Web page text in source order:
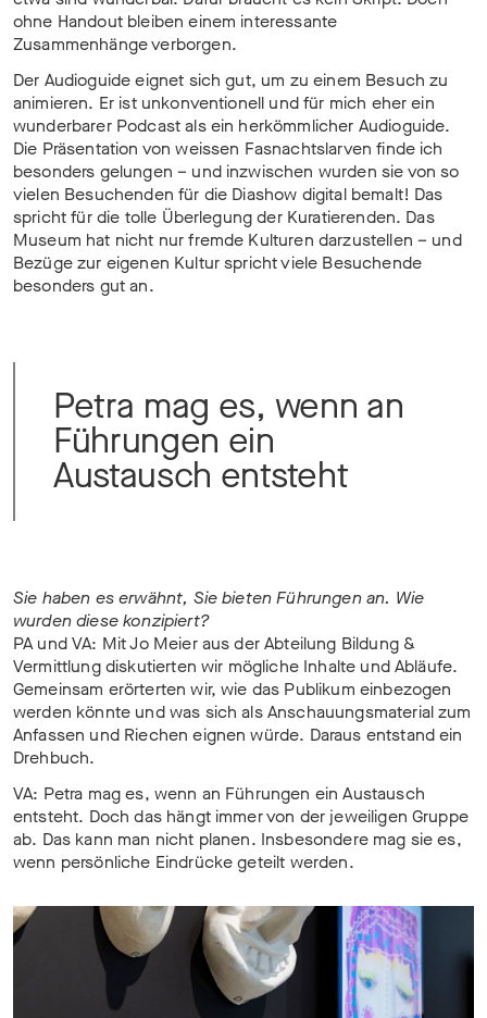
ohne Handout bleiben einem interessante
Zusammenhänge verborgen.
Der Audioguide eignet sich gut, um zu einem Besuch zu
animieren. Er ist unkonventionell und für mich eher ein
wunderbarer Podcast als ein herkömmlicher Audioguide.
Die Präsentation von weissen Fasnachtslarven finde ich
besonders gelungen – und inzwischen wurden sie von so
vielen Besuchenden für die Diashow digital bemalt! Das
spricht für die tolle Überlegung der Kuratierenden. Das
Museum hat nicht nur fremde Kulturen darzustellen – und
Bezüge zur eigenen Kultur spricht viele Besuchende
besonders gut an.
Petra mag es, wenn an
Führungen ein
Austausch entsteht
Sie haben es erwähnt, Sie bieten Führungen an. Wie
wurden diese konzipiert?
PA und VA: Mit Jo Meier aus der Abteilung Bildung &
Vermittlung diskutierten wir mögliche Inhalte und Abläufe.
Gemeinsam erörterten wir, wie das Publikum einbezogen
werden könnte und was sich als Anschauungsmaterial zum
Anfassen und Riechen eignen würde. Daraus entstand ein
Drehbuch.
VA: Petra mag es, wenn an Führungen ein Austausch
entsteht. Doch das hängt immer von der jeweiligen Gruppe
ab. Das kann man nicht planen. Insbesondere mag sie es,
wenn persönliche Eindrücke geteilt werden.